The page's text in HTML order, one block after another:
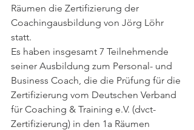
Räumen die Zertifizierung der
Coachingausbildung von Jörg Löhr
statt.
Es haben insgesamt 7 Teilnehmende
seiner Ausbildung zum Personal- und
Business Coach, die die Prüfung für die
Zertifizierung vom Deutschen Verband
für Coaching & Training e.V. (dvct-
Zertifizierung) in den 1a Räumen